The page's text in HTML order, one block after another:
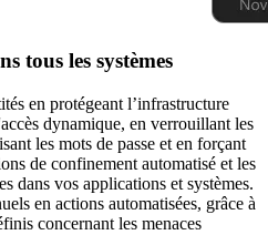
tous les systèmes
en protégeant l’infrastructure
dynamique, en verrouillant les
les mots de passe et en forçant
de confinement automatisé et les
dans vos applications et systèmes.
en actions automatisées, grâce à
concernant les menaces